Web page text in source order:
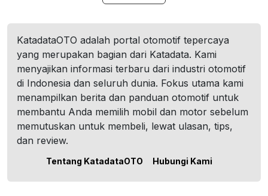
KatadataOTO adalah portal otomotif tepercaya
yang merupakan bagian dari Katadata. Kami
menyajikan informasi terbaru dari industri otomotif
di Indonesia dan seluruh dunia. Fokus utama kami
menampilkan berita dan panduan otomotif untuk
membantu Anda memilih mobil dan motor sebelum
memutuskan untuk membeli, lewat ulasan, tips,
dan review.
Tentang KatadataOTO Hubungi Kami